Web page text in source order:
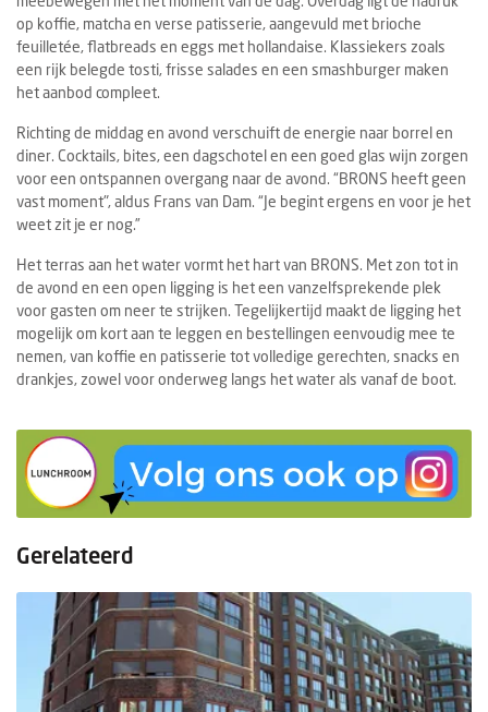
op koffie, matcha en verse patisserie, aangevuld met brioche
feuilletée, flatbreads en eggs met hollandaise. Klassiekers zoals
een rijk belegde tosti, frisse salades en een smashburger maken
het aanbod compleet.
Richting de middag en avond verschuift de energie naar borrel en
diner. Cocktails, bites, een dagschotel en een goed glas wijn zorgen
voor een ontspannen overgang naar de avond. “BRONS heeft geen
vast moment", aldus Frans van Dam. “Je begint ergens en voor je het
weet zit je er nog.”
Het terras aan het water vormt het hart van BRONS. Met zon tot in
de avond en een open ligging is het een vanzelfsprekende plek
voor gasten om neer te strijken. Tegelijkertijd maakt de ligging het
mogelijk om kort aan te leggen en bestellingen eenvoudig mee te
nemen, van koffie en patisserie tot volledige gerechten, snacks en
drankjes, zowel voor onderweg langs het water als vanaf de boot.
Gerelateerd